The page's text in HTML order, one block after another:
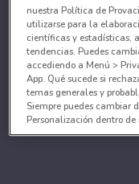
nuestra Política de
utilizarse para la
científicas y estadísticas,
tendencias. Puedes
accediendo a Menú >
App. Qué sucede si
temas generales y
Siempre puedes cambiar
Personalización dentro de